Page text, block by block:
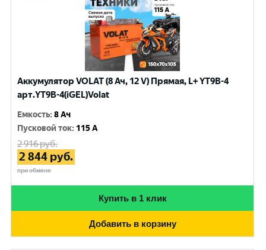
Аккумулятор VOLAT (8 Ач, 12 V) Прямая, L+ YT9B-4
арт.YT9B-4(iGEL)Volat
Емкость:8 Ач
Пусковой ток: 115 A
2 916руб.
2 844 руб.
при обмене
Купить в 1 клик
Добавить в корзину